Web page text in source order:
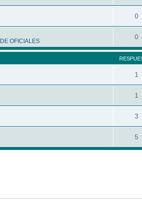
0
OFICIALES
0
1
1
3
5